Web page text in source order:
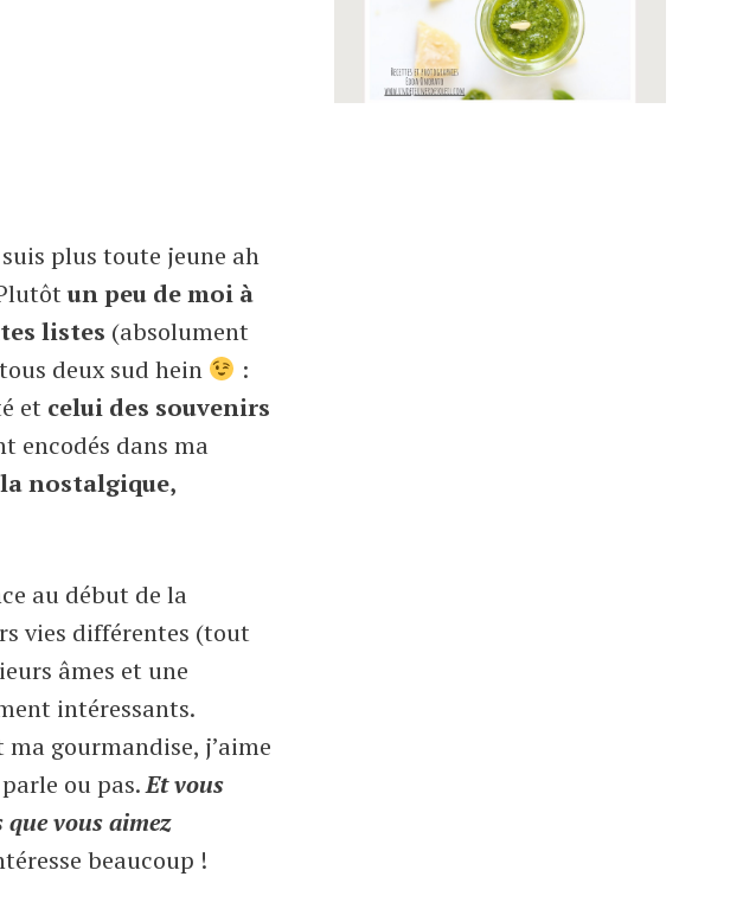
suis plus toute jeune ah
un peu de moi à
listes (absolument
deux sud hein
:
et celui des souvenirs
encodés dans ma
nostalgique,
au début de la
vies différentes (tout
âmes et une
intéressants.
gourmandise, j’aime
ou pas.Et vous
vous aimez
beaucoup !